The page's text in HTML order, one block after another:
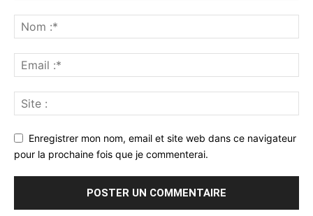
Enregistrer mon nom, email et site web dans ce navigateur
pour la prochaine fois que je commenterai.